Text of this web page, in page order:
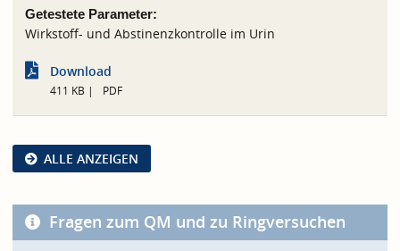
Getestete Parameter:
Wirkstoff- und Abstinenzkontrolle im Urin
Download
411 KB PDF
ALLE ANZEIGEN
Fragen zum QM und zu Ringversuchen